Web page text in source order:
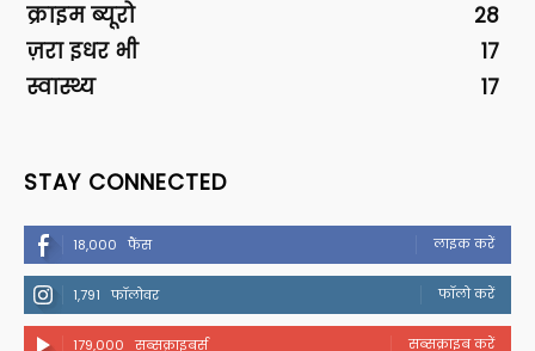
क्राइम ब्यूरो
28
ज़रा इधर भी
17
स्वास्थ्य
17
STAY CONNECTED
18,000 फैंस लाइक करें
1,791 फॉलोवर फॉलो करें
179,000 सब्सक्राइबर्स सब्सक्राइब करें